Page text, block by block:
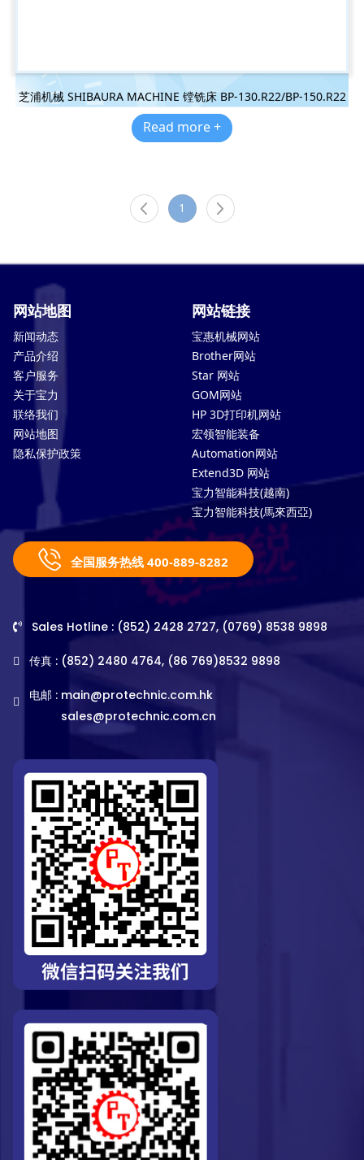
芝浦机械 SHIBAURA MACHINE 镗铣床 BP-130.R22/BP-150.R22
Read more +
1
网站地图
新闻动态
产品介绍
客户服务
关于宝力
联络我们
网站地图
隐私保护政策
网站链接
宝惠机械网站
Brother网站
Star 网站
GOM网站
HP 3D打印机网站
宏领智能装备
Automation网站
Extend3D 网站
宝力智能科技(越南)
宝力智能科技(馬來西亞)
全国服务热线 400-889-8282
Sales Hotline : (852) 2428 2727, (0769) 8538 9898
传真 : (852) 2480 4764, (86 769)8532 9898
电邮 : main@protechnic.com.hk
sales@protechnic.com.cn